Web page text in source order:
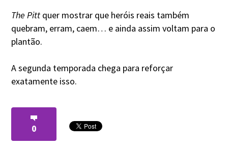
The Pitt quer mostrar que heróis reais também
quebram, erram, caem… e ainda assim voltam para o
plantão.
A segunda temporada chega para reforçar
exatamente isso.
0